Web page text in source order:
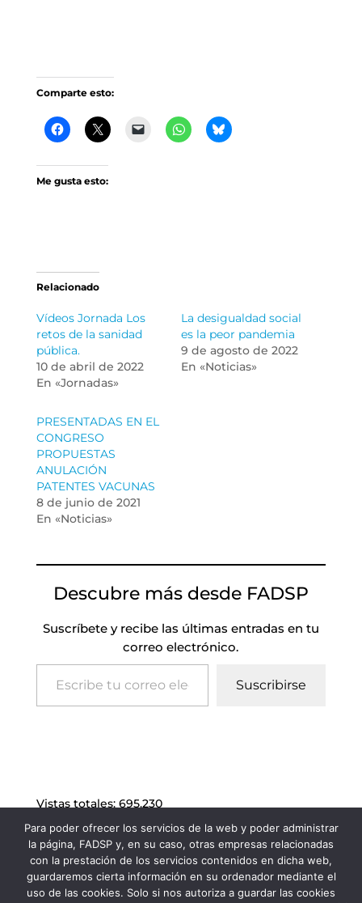
Comparte esto:
Me gusta esto:
Relacionado
Vídeos Jornada Los
retos de la sanidad
pública.
10 de abril de 2022
En «Jornadas»
La desigualdad social
es la peor pandemia
9 de agosto de 2022
En «Noticias»
PRESENTADAS EN EL
CONGRESO
PROPUESTAS
ANULACIÓN
PATENTES VACUNAS
8 de junio de 2021
En «Noticias»
Descubre más desde FADSP
Suscríbete y recibe las últimas entradas en tu
correo electrónico.
Escribe tu correo electrónico…
Suscribirse
Vistas totales: 695.230
Para poder ofrecer los servicios de la web y poder administrar
la página, FADSP y, en su caso, otras empresas relacionadas
con la prestación de los servicios contenidos en dicha web,
guardaremos cierta información en su ordenador mediante el
uso de las cookies. Solo si nos autoriza a guardar las cookies